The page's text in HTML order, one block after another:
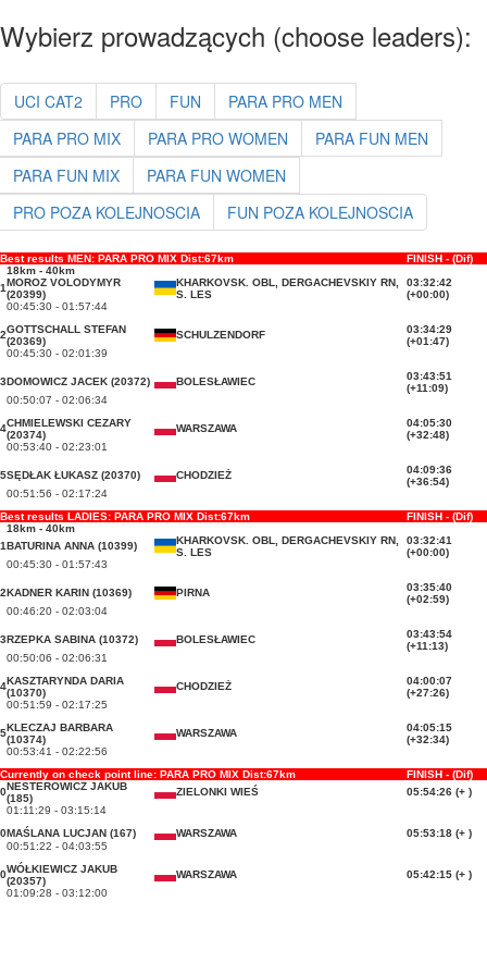
Wybierz prowadzących (choose leaders):
UCI CAT2 PRO FUN
PARA PRO MEN
PARA PRO MIX
PARA PRO WOMEN
PARA FUN MEN
PARA FUN MIX
PARA FUN WOMEN
PRO POZA KOLEJNOSCIA
FUN POZA KOLEJNOSCIA
Best results MEN: PARA PRO MIX Dist:67km
FINISH - (Dif)
18km - 40km
1MOROZ VOLODYMYR
(20399)
KHARKOVSK. OBL, DERGACHEVSKIY RN,
S. LES
03:32:42
(+00:00)
00:45:30 - 01:57:44
2GOTTSCHALL STEFAN
(20369)
SCHULZENDORF
03:34:29
(+01:47)
00:45:30 - 02:01:39
3DOMOWICZ JACEK (20372) BOLESŁAWIEC
03:43:51
(+11:09)
00:50:07 - 02:06:34
4CHMIELEWSKI CEZARY
(20374)
WARSZAWA
04:05:30
(+32:48)
00:53:40 - 02:23:01
5SĘDŁAK ŁUKASZ (20370) CHODZIEŻ
04:09:36
(+36:54)
00:51:56 - 02:17:24
Best results LADIES: PARA PRO MIX Dist:67km
FINISH - (Dif)
18km - 40km
1BATURINA ANNA (10399)
KHARKOVSK. OBL, DERGACHEVSKIY RN,
S. LES
03:32:41
(+00:00)
00:45:30 - 01:57:43
2KADNER KARIN (10369) PIRNA
03:35:40
(+02:59)
00:46:20 - 02:03:04
3RZEPKA SABINA (10372) BOLESŁAWIEC
03:43:54
(+11:13)
00:50:06 - 02:06:31
4KASZTARYNDA DARIA
(10370)
CHODZIEŻ
04:00:07
(+27:26)
00:51:59 - 02:17:25
5KLECZAJ BARBARA
(10374)
WARSZAWA
04:05:15
(+32:34)
00:53:41 - 02:22:56
Currently on check point line: PARA PRO MIX Dist:67km
FINISH - (Dif)
0NESTEROWICZ JAKUB
(185)
ZIELONKI WIEŚ
05:54:26 (+ )
01:11:29 - 03:15:14
0MAŚLANA LUCJAN (167) WARSZAWA
05:53:18 (+ )
00:51:22 - 04:03:55
0WÓŁKIEWICZ JAKUB
(20357)
WARSZAWA
05:42:15 (+ )
01:09:28 - 03:12:00